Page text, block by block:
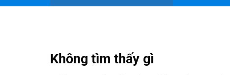
Không tìm thấy gì